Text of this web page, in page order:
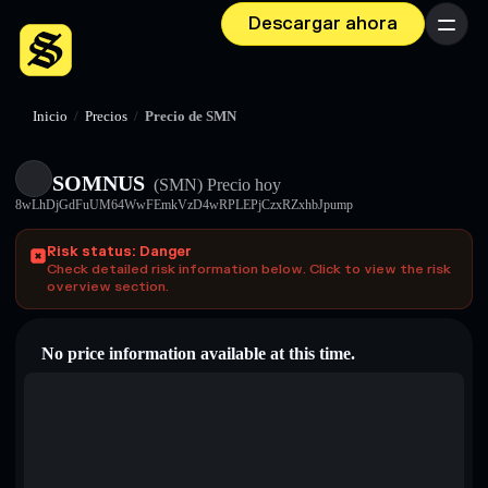
Descargar ahora Menú
Inicio / Precios / Precio de SMN
SOMNUS (SMN) Precio hoy
8wLhDjGdFuUM64WwFEmkVzD4wRPLEPjCzxRZxhbJpump
Risk status: Danger
Check detailed risk information below. Click to view the risk
overview section.
No price information available at this time.